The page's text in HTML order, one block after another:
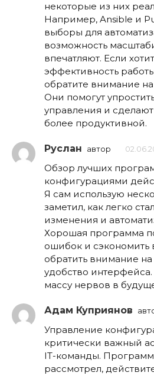
некоторые из них
Например, Ansible и
выборы для
возможность
впечатляют. Если
эффективность
обратите внимание
Они помогут
управления и
более продуктивной.
Руслан автор
Обзор лучших
конфигурациями
Я сам использую
заметил, как легко
изменения и
Хорошая программа
ошибок и
обратить внимание
удобство
массу нервов в
Адам Куприянов
Управление
критически важный
IT-команды.
рассмотрел,